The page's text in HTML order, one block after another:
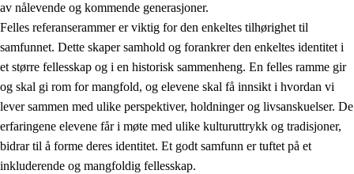
1.4 Skaperglede, engasjement og utforskertrang
1.5 Respekt for naturen og miljøbevissthet
1.6 Demokrati og medvirkning
av nålevende og kommende generasjoner.
Felles referanserammer er viktig for den enkeltes tilhørighet til
samfunnet. Dette skaper samhold og forankrer den enkeltes identitet i
et større fellesskap og i en historisk sammenheng. En felles ramme gir
og skal gi rom for mangfold, og elevene skal få innsikt i hvordan vi
lever sammen med ulike perspektiver, holdninger og livsanskuelser. De
erfaringene elevene får i møte med ulike kulturuttrykk og tradisjoner,
bidrar til å forme deres identitet. Et godt samfunn er tuftet på et
inkluderende og mangfoldig fellesskap.